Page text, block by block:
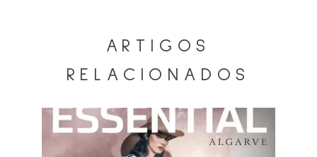
ARTIGOS
RELACIONADOS